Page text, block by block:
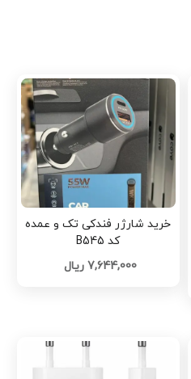
خرید شارژر فندکی تک و عمده
کد B545
7,644,000 ریال